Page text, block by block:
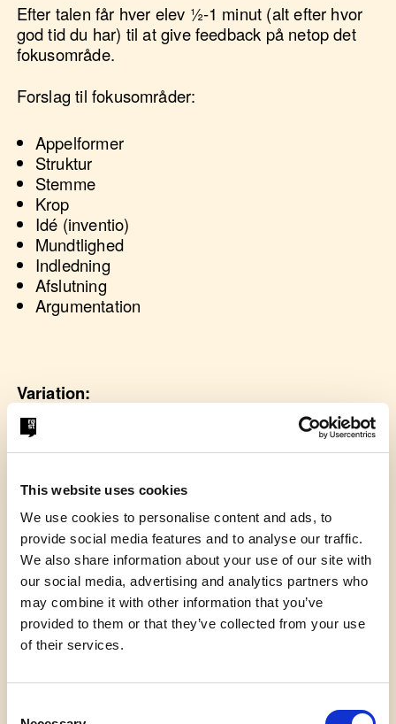
This website uses cookies
We use cookies to personalise content and ads, to
provide social media features and to analyse our traffic.
We also share information about your use of our site with
our social media, advertising and analytics partners who
may combine it with other information that you’ve
provided to them or that they’ve collected from your use
of their services.
Efter talen får hver elev ½-1 minut (alt efter hvor
god tid du har) til at give feedback på netop det
fokusområde.
Forslag til fokusområder:
Appelformer
Struktur
Stemme
Krop
Idé (inventio)
Mundtlighed
Indledning
Afslutning
Argumentation
Variation:
Papirlapperne med fokusområder roterer blandt
eleverne i publikum, så alle prøver kræfter med